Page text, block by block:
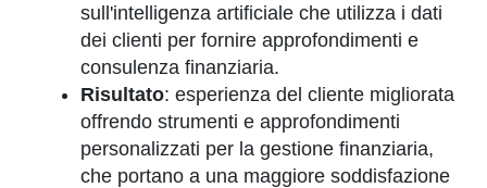
sull'intelligenza artificiale che utilizza i dati
dei clienti per fornire approfondimenti e
consulenza finanziaria.
Risultato: esperienza del cliente migliorata
offrendo strumenti e approfondimenti
personalizzati per la gestione finanziaria,
che portano a una maggiore soddisfazione